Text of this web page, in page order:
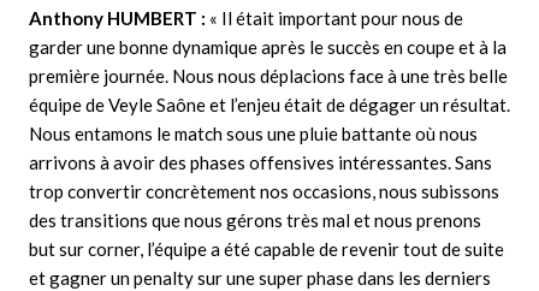
Anthony HUMBERT : « Il était important pour nous de
garder une bonne dynamique après le succès en coupe et à la
première journée. Nous nous déplacions face à une très belle
équipe de Veyle Saône et l’enjeu était de dégager un résultat.
Nous entamons le match sous une pluie battante où nous
arrivons à avoir des phases offensives intéressantes. Sans
trop convertir concrètement nos occasions, nous subissons
des transitions que nous gérons très mal et nous prenons
but sur corner, l’équipe a été capable de revenir tout de suite
et gagner un penalty sur une super phase dans les derniers